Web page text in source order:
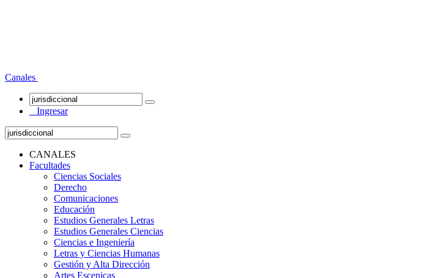
Canales
Ingresar
CANALES
Facultades
Ciencias Sociales
Derecho
Comunicaciones
Educación
Estudios Generales Letras
Estudios Generales Ciencias
Ciencias e Ingeniería
Letras y Ciencias Humanas
Gestión y Alta Dirección
Artes Escenicas